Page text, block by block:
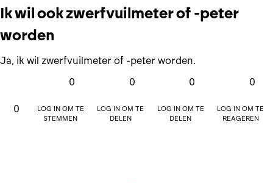
Ik wil ook zwerfvuilmeter of -peter
worden
Ja, ik wil zwerfvuilmeter of -peter worden.
0
0
Log in om te
stemmen
0
Log in om te
delen
0
Log in om te
delen
0
Log in om te
reageren